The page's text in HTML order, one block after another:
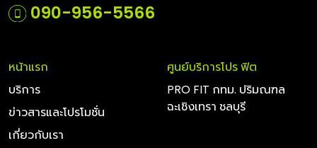
090-956-5566
หน้าแรก
บริการ
ข่าวสารและโปรโมชั่น
เกี่ยวกับเรา
ศูนย์บริการโปร ฟิต
PRO FIT กทม. ปริมณฑล
ฉะเชิงเทรา ชลบุรี